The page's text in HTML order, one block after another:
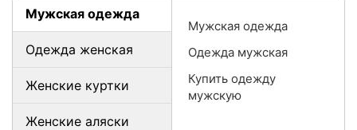
Мужская одежда
Одежда женская
Женские куртки
Женские аляски
Мужская одежда
Одежда мужская
Купить одежду
мужскую